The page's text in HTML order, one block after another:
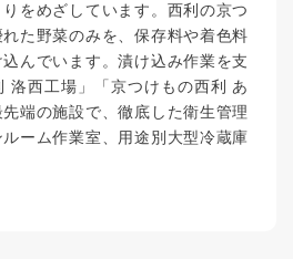
をめざしています。西利の京つ
た野菜のみを、保存料や着色料
んでいます。漬け込み作業を支
洛西工場」「京つけもの西利 あ
端の施設で、徹底した衛生管理
ーム作業室、用途別大型冷蔵庫